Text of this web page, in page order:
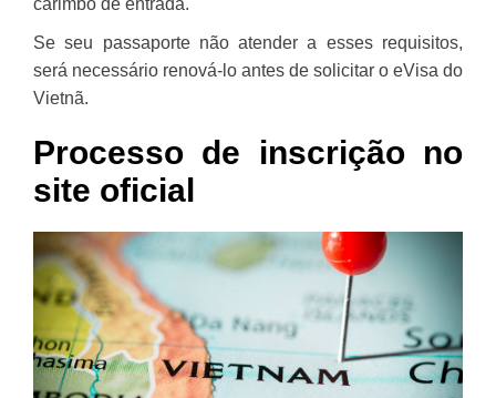
Se seu passaporte não atender a esses requisitos,
será necessário renová-lo antes de solicitar o eVisa do
Vietnã.
Processo de inscrição no
site oficial